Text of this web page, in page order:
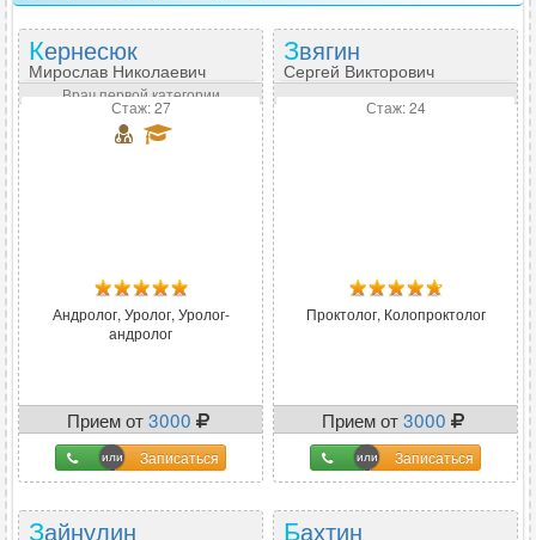
Кернесюк
Мирослав Николаевич
Врач первой категории
Стаж: 27
Андролог, Уролог, Уролог-
андролог
Прием от3000
Записаться
Звягин
Сергей Викторович
Стаж: 24
Проктолог, Колопроктолог
Прием от3000
Записаться
Зайнулин Бахтин